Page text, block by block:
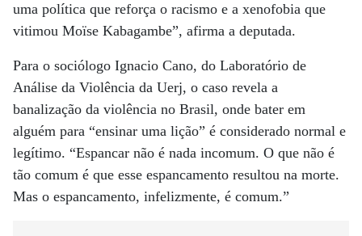
uma política que reforça o racismo e a xenofobia que
vitimou Moïse Kabagambe”, afirma a deputada.
Para o sociólogo Ignacio Cano, do Laboratório de
Análise da Violência da Uerj, o caso revela a
banalização da violência no Brasil, onde bater em
alguém para “ensinar uma lição” é considerado normal e
legítimo. “Espancar não é nada incomum. O que não é
tão comum é que esse espancamento resultou na morte.
Mas o espancamento, infelizmente, é comum.”